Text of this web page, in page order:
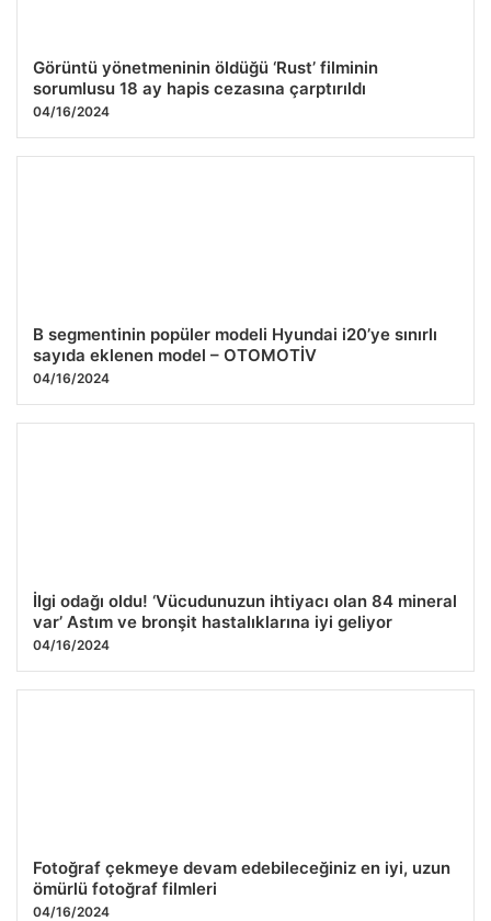
Görüntü yönetmeninin öldüğü ‘Rust’ filminin
sorumlusu 18 ay hapis cezasına çarptırıldı
04/16/2024
B segmentinin popüler modeli Hyundai i20’ye sınırlı
sayıda eklenen model – OTOMOTİV
04/16/2024
İlgi odağı oldu! ‘Vücudunuzun ihtiyacı olan 84 mineral
var’ Astım ve bronşit hastalıklarına iyi geliyor
04/16/2024
Fotoğraf çekmeye devam edebileceğiniz en iyi, uzun
ömürlü fotoğraf filmleri
04/16/2024